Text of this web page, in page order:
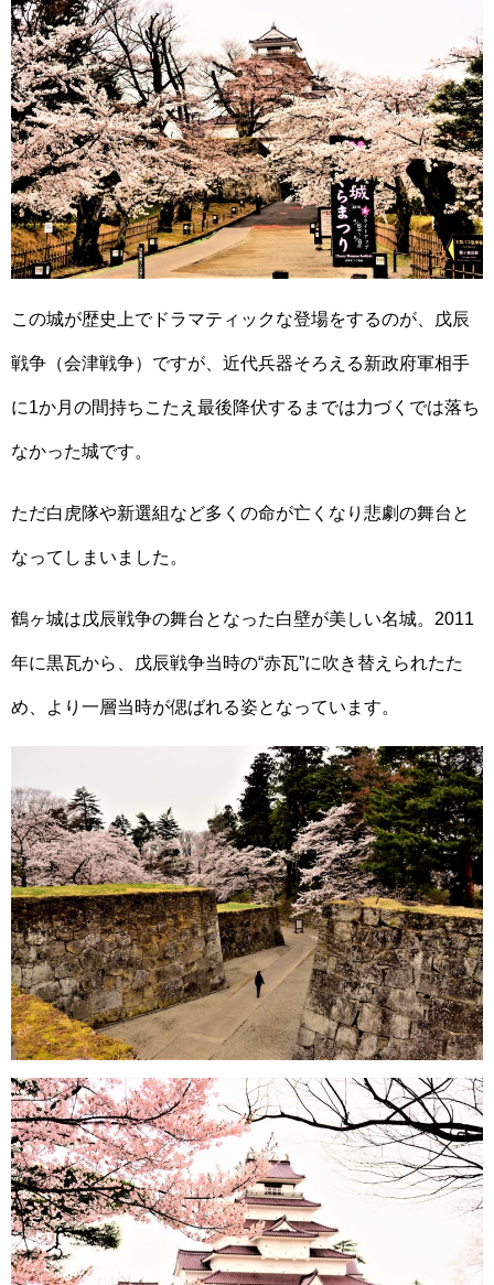
この城が歴史上でドラマティックな登場をするのが、戊辰
戦争（会津戦争）ですが、近代兵器そろえる新政府軍相手
に1か月の間持ちこたえ最後降伏するまでは力づくでは落ち
なかった城です。
ただ白虎隊や新選組など多くの命が亡くなり悲劇の舞台と
なってしまいました。
鶴ヶ城は戊辰戦争の舞台となった白壁が美しい名城。2011
年に黒瓦から、戊辰戦争当時の“赤瓦”に吹き替えられたた
め、より一層当時が偲ばれる姿となっています。